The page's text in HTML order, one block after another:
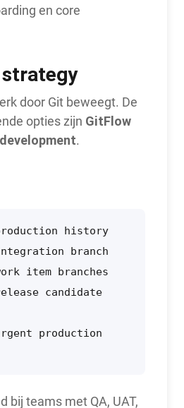
en core
door Git beweegt. De
opties zijn GitFlow
.
history
branch
item branches
candidate
production
bij teams met QA, UAT,